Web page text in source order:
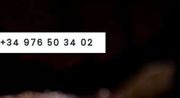
+34 976 50 34 02